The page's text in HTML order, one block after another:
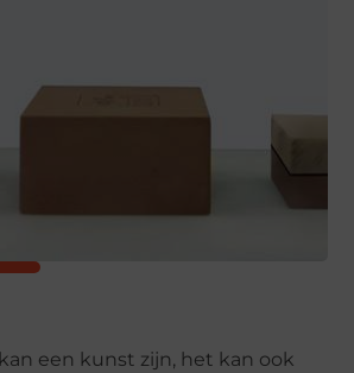
kan een kunst zijn, het kan ook